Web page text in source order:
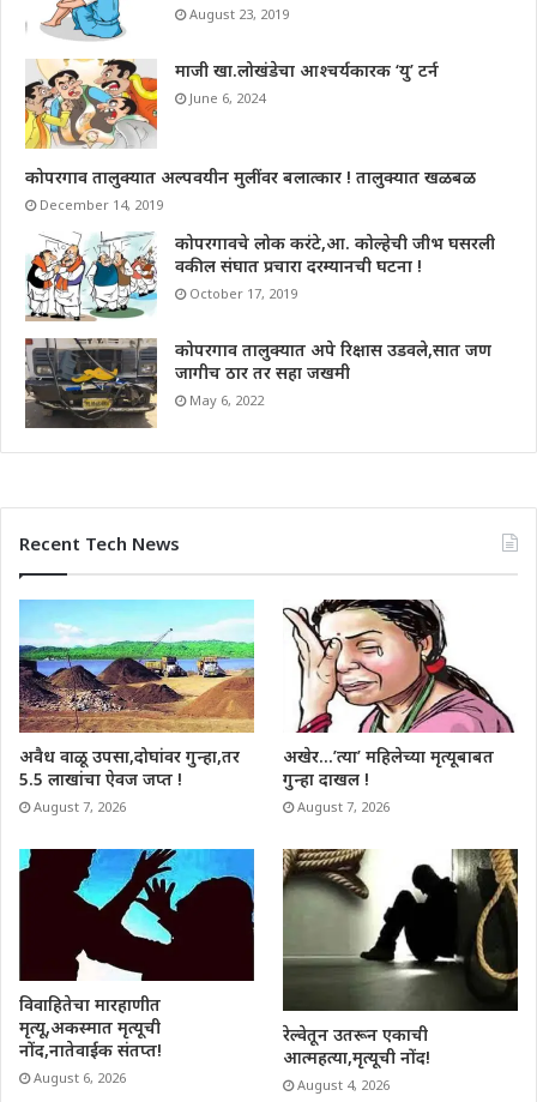
August 23, 2019
माजी खा.लोखंडेचा आश्चर्यकारक ‘यु’ टर्न
June 6, 2024
कोपरगाव तालुक्यात अल्पवयीन मुलींवर बलात्कार ! तालुक्यात खळबळ
December 14, 2019
कोपरगावचे लोक करंटे,आ. कोल्हेची जीभ घसरली
वकील संघात प्रचारा दरम्यानची घटना !
October 17, 2019
कोपरगाव तालुक्यात अपे रिक्षास उडवले,सात जण
जागीच ठार तर सहा जखमी
May 6, 2022
Recent Tech News
अवैध वाळू उपसा,दोघांवर गुन्हा,तर
5.5 लाखांचा ऐवज जप्त !
August 7, 2026
अखेर…’त्या’ महिलेच्या मृत्यूबाबत
गुन्हा दाखल !
August 7, 2026
विवाहितेचा मारहाणीत
मृत्यू,अकस्मात मृत्यूची
नोंद,नातेवाईक संतप्त!
August 6, 2026
रेल्वेतून उतरून एकाची
आत्महत्या,मृत्यूची नोंद!
August 4, 2026